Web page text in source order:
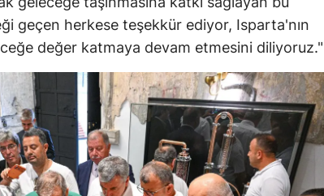
geçen herkese teşekkür ediyor, Isparta'nın
değer katmaya devam etmesini diliyoruz."